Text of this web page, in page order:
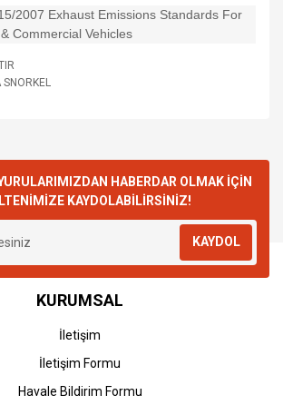
2007 Exhaust Emissions Standards For
Commercial Vehicles
HABERDAR OLMAK İÇİN
KAYDOLABİLİRSİNİZ!
KAYDOL
KURUMSAL
İletişim
İletişim Formu
Havale Bildirim Formu